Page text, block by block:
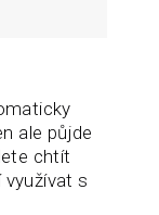
ale půjde
chtít
s